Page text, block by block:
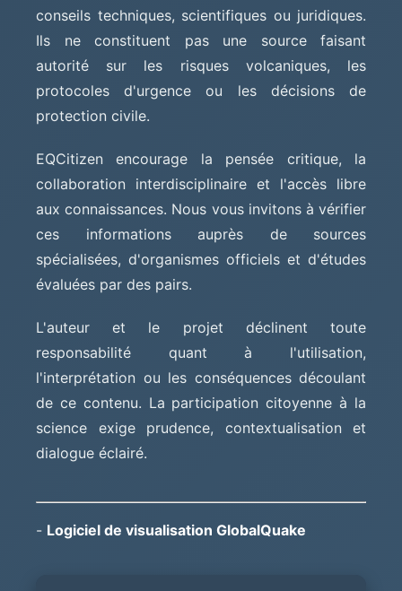
conseils techniques, scientifiques ou juridiques.
Ils ne constituent pas une source faisant
autorité sur les risques volcaniques, les
protocoles d'urgence ou les décisions de
protection civile.
EQCitizen encourage la pensée critique, la
collaboration interdisciplinaire et l'accès libre
aux connaissances. Nous vous invitons à vérifier
ces informations auprès de sources
spécialisées, d'organismes officiels et d'études
évaluées par des pairs.
L'auteur et le projet déclinent toute
responsabilité quant à l'utilisation,
l'interprétation ou les conséquences découlant
de ce contenu. La participation citoyenne à la
science exige prudence, contextualisation et
dialogue éclairé.
- Logiciel de visualisation GlobalQuake